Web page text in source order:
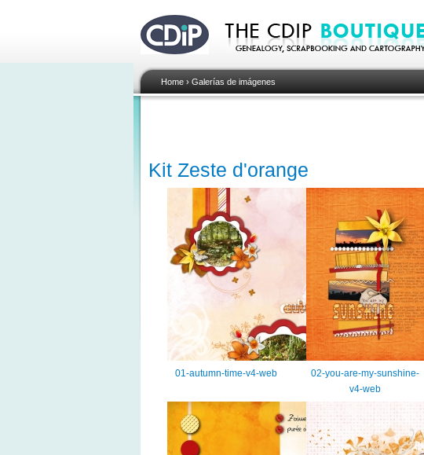
Home› Galerías de imágenes
Kit Zeste d'orange
01-autumn-time-v4-web
02-you-are-my-sunshine-
v4-web